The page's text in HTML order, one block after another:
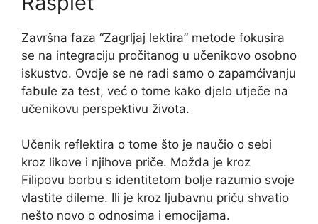
Završna faza “Zagrljaj lektira” metode fokusira
se na integraciju pročitanog u učenikovo osobno
iskustvo. Ovdje se ne radi samo o zapamćivanju
fabule za test, već o tome kako djelo utječe na
učenikovu perspektivu života.
Učenik reflektira o tome što je naučio o sebi
kroz likove i njihove priče. Možda je kroz
Filipovu borbu s identitetom bolje razumio svoje
vlastite dileme. Ili je kroz ljubavnu priču shvatio
nešto novo o odnosima i emocijama.